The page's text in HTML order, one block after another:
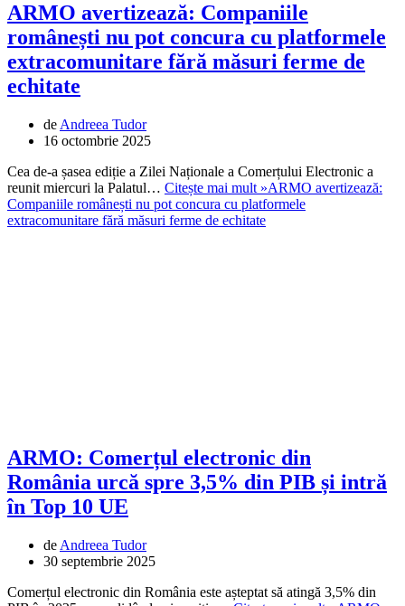
ARMO avertizează: Companiile
românești nu pot concura cu platformele
extracomunitare fără măsuri ferme de
echitate
de Andreea Tudor
16 octombrie 2025
Cea de-a șasea ediție a Zilei Naționale a Comerțului Electronic a
reunit miercuri la Palatul… Citește mai mult »ARMO avertizează:
Companiile românești nu pot concura cu platformele
extracomunitare fără măsuri ferme de echitate
ARMO: Comerțul electronic din
România urcă spre 3,5% din PIB și intră
în Top 10 UE
de Andreea Tudor
30 septembrie 2025
Comerțul electronic din România este așteptat să atingă 3,5% din